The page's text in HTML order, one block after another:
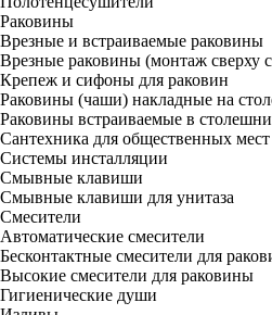
Раковины
Врезные и встраиваемые раковины
Врезные раковины (монтаж сверху
Крепеж и сифоны для раковин
Раковины (чаши) накладные на
Раковины встраиваемые в
Сантехника для общественных
Системы инсталляции
Смывные клавиши
Смывные клавиши для унитаза
Смесители
Автоматические смесители
Бесконтактные смесители для
Высокие смесители для раковины
Гигиенические души